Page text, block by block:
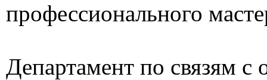
профессионального
Департамент по связям с